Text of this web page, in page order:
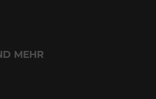
MEHR